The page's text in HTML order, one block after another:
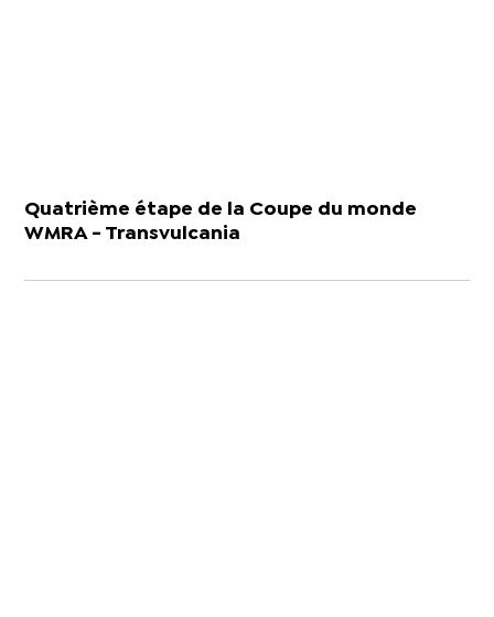
Quatrième étape de la Coupe du monde
WMRA - Transvulcania